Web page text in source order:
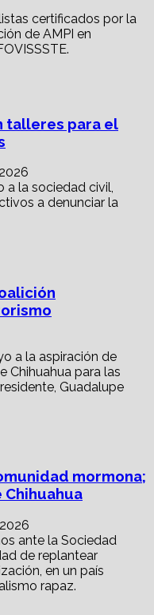
talleres para el
mormona;